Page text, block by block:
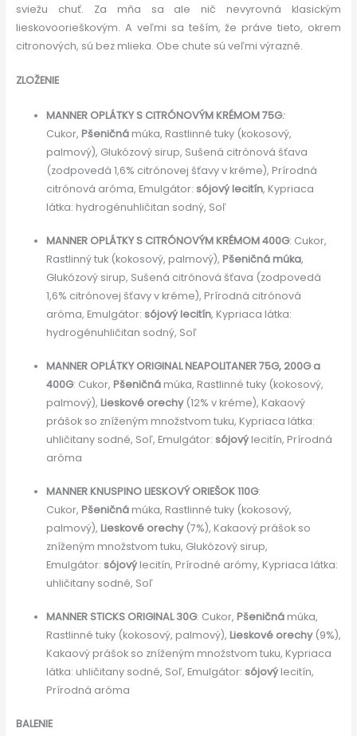
sviežu chuť. Za mňa sa ale nič nevyrovná klasickým
lieskovoorieškovým. A veľmi sa teším, že práve tieto, okrem
citronových, sú bez mlieka. Obe chute sú veľmi výrazné.
ZLOŽENIE
MANNER OPLÁTKY S CITRÓNOVÝM KRÉMOM 75G:
Cukor, Pšeničnámúka, Rastlinné tuky (kokosový,
palmový), Glukózový sirup, Sušená citrónová šťava
(zodpovedá 1,6% citrónovej šťavy v kréme), Prírodná
citrónová aróma, Emulgátor: sójovýlecitín, Kypriaca
látka: hydrogénuhličitan sodný, Soľ
MANNER OPLÁTKY S CITRÓNOVÝM KRÉMOM 400G: Cukor,
Rastlinný tuk (kokosový, palmový), Pšeničná múka,
Glukózový sirup, Sušená citrónová šťava (zodpovedá
1,6% citrónovej šťavy v kréme), Prírodná citrónová
aróma, Emulgátor: sójový lecitín, Kypriaca látka:
hydrogénuhličitan sodný, Soľ
MANNER OPLÁTKY ORIGINAL NEAPOLITANER 75G, 200G a
400G: Cukor, Pšeničnámúka, Rastlinné tuky (kokosový,
palmový), Lieskové orechy(12% v kréme), Kakaový
prášok so zníženým množstvom tuku, Kypriaca látka:
uhličitany sodné, Soľ, Emulgátor: sójovýlecitín, Prírodná
aróma
MANNER KNUSPINO LIESKOVÝ ORIEŠOK 110G:
Cukor, Pšeničnámúka, Rastlinné tuky (kokosový,
palmový), Lieskové orechy(7%), Kakaový prášok so
zníženým množstvom tuku, Glukózový sirup,
Emulgátor: sójovýlecitín, Prírodné arómy, Kypriaca látka:
uhličitany sodné, Soľ
MANNER STICKS ORIGINAL 30G: Cukor, Pšeničnámúka,
Rastlinné tuky (kokosový, palmový), Lieskové orechy(9%),
Kakaový prášok so zníženým množstvom tuku, Kypriaca
látka: uhličitany sodné, Soľ, Emulgátor: sójovýlecitín,
Prírodná aróma
BALENIE